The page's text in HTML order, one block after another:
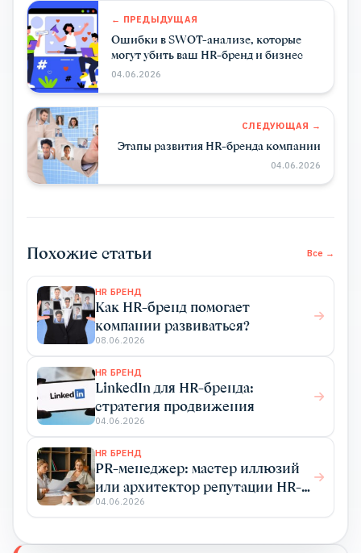
← ПРЕДЫДУЩАЯ
Ошибки в SWOT-анализе, которые
могут убить ваш HR-бренд и бизнес
04.06.2026
СЛЕДУЮЩАЯ →
Этапы развития HR-бренда компании
04.06.2026
Похожие статьи Все →
HR БРЕНД
Как HR-бренд помогает
компании развиваться?
08.06.2026
HR БРЕНД
LinkedIn для HR-бренда:
стратегия продвижения
04.06.2026
HR БРЕНД
PR-менеджер: мастер иллюзий
или архитектор репутации HR-
бренда?
04.06.2026